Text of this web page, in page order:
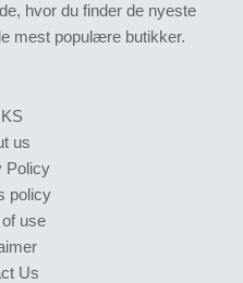
hvor du finder de nyeste
mest populære butikker.
us
Policy
policy
use
Us